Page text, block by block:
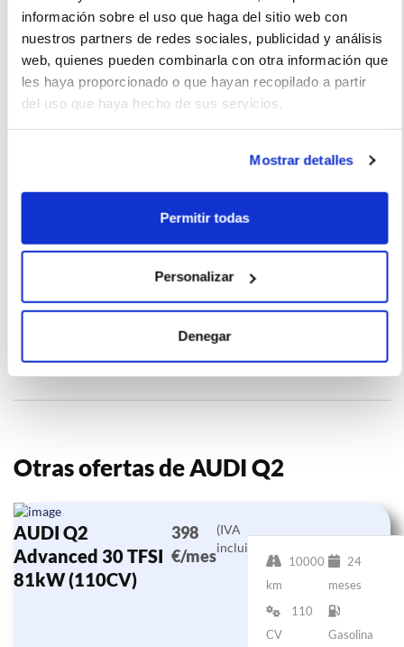
información sobre el uso que haga del sitio web con
nuestros partners de redes sociales, publicidad y análisis
web, quienes pueden combinarla con otra información que
les haya proporcionado o que hayan recopilado a partir
del uso que haya hecho de sus servicios.
Mostrar detalles
Permitir todas
Personalizar
Denegar
Gran desempeño y gran conectividad
La imagen del coche puede no coincidir con el vehículo
ofertado. Los datos y la información publicada ha sido
obtenida de la empresa ofertante del renting y tiene solo
Otras ofertas de AUDI Q2
AUDI Q2
Advanced 30 TFSI
81kW (110CV)
398
€/mes
(IVA
incluido)
10000
km
24
meses
110
CV
Gasolina